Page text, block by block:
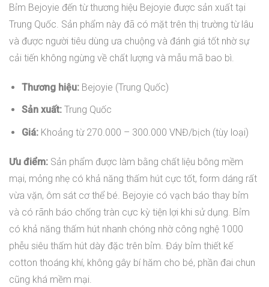
Bỉm Bejoyie đến từ thương hiệu Bejoyie được sản xuất tại
Trung Quốc. Sản phẩm này đã có mặt trên thị trường từ lâu
và được người tiêu dùng ưa chuộng và đánh giá tốt nhờ sự
cải tiến không ngừng về chất lượng và mẫu mã bao bì.
Thương hiệu:Bejoyie (Trung Quốc)
Sản xuất:Trung Quốc
Giá:Khoảng từ 270.000 – 300.000 VNĐ/bịch (tùy loại)
Ưu điểm: Sản phẩm được làm bằng chất liệu bông mềm
mại, mỏng nhẹ có khả năng thấm hút cực tốt, form dáng rất
vừa vặn, ôm sát cơ thể bé. Bejoyie có vạch báo thay bỉm
và có rãnh báo chống tràn cực kỳ tiện lợi khi sử dụng. Bỉm
có khả năng thấm hút nhanh chóng nhờ công nghệ 1000
phễu siêu thấm hút dày đặc trên bỉm. Đáy bỉm thiết kế
cotton thoáng khí, không gây bí hăm cho bé, phần đai chun
cũng khá mềm mại.